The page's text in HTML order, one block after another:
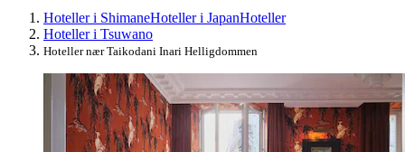
Hoteller i ShimaneHoteller i JapanHoteller
Hoteller i Tsuwano
Hoteller nær Taikodani Inari Helligdommen